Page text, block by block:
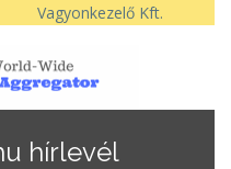
Vagyonkezelő Kft.
hírlevél